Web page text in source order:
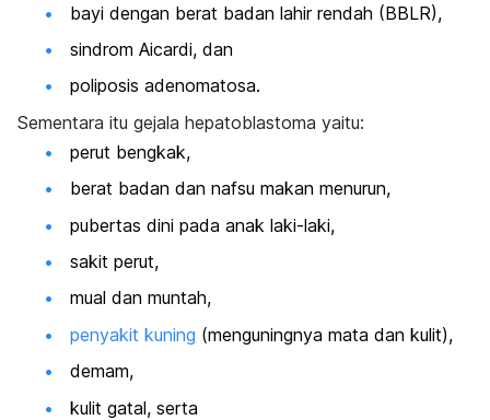
bayi dengan berat badan lahir rendah (BBLR),
sindrom Aicardi, dan
poliposis adenomatosa.
Sementara itu gejala hepatoblastoma yaitu:
perut bengkak,
berat badan dan nafsu makan menurun,
pubertas dini pada anak laki-laki,
sakit perut,
mual dan muntah,
penyakit kuning (menguningnya mata dan kulit),
demam,
kulit gatal, serta